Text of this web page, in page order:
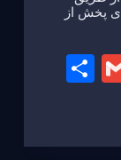
ای پخش از
G